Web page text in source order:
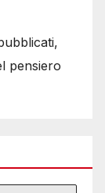
pensiero